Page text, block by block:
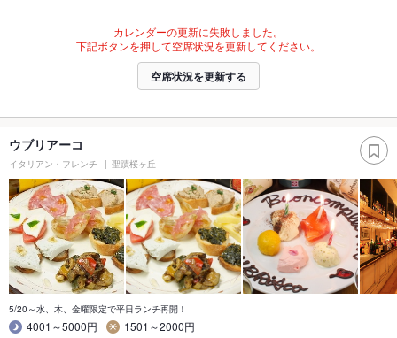
カレンダーの更新に失敗しました。
下記ボタンを押して空席状況を更新してください。
空席状況を更新する
ウブリアーコ
イタリアン・フレンチ 聖蹟桜ヶ丘
5/20～水、木、金曜限定で平日ランチ再開！
4001～5000円
1501～2000円